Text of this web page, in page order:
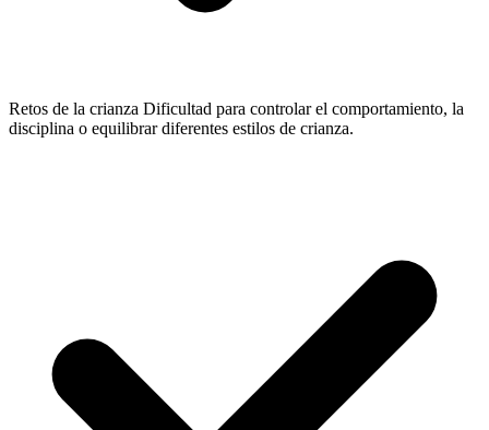
Retos de la crianza Dificultad para controlar el comportamiento, la
disciplina o equilibrar diferentes estilos de crianza.